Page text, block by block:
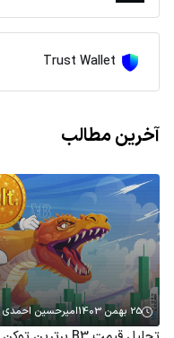
Trust Wallet
آخرین مطالب
25 بهمن 1403 امیرحسین احمدی